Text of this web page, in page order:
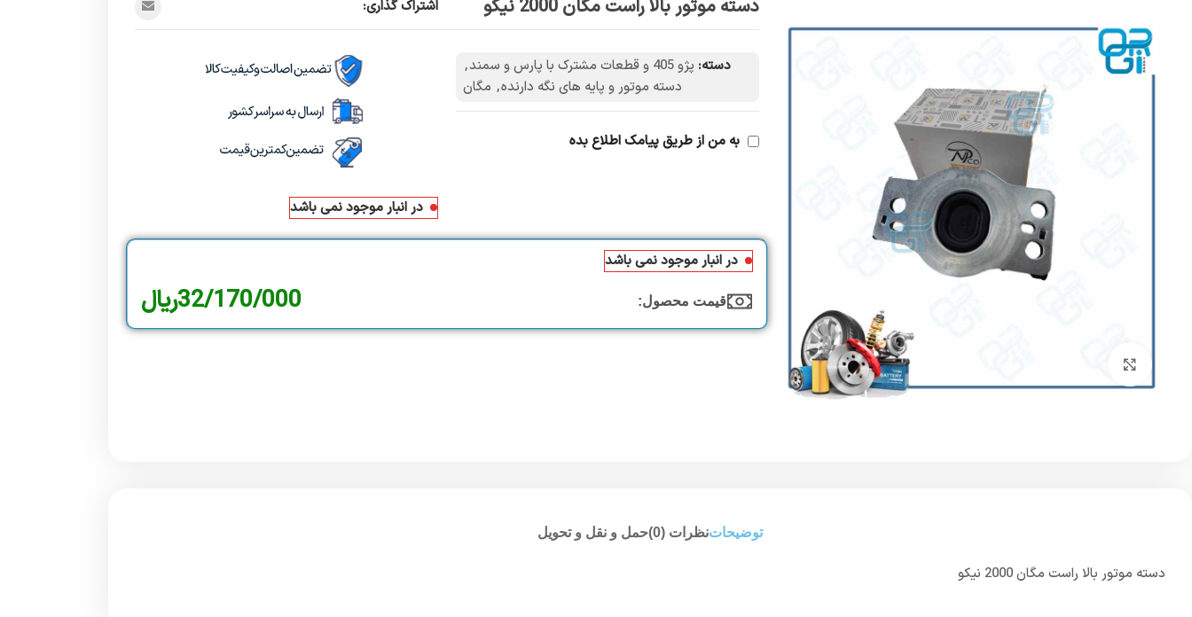
دسته موتور بالا راست مگان 2000 نیکو اشتراک گذاری:
دسته: پژو 405 و قطعات مشترک با پارس و سمند
,
دسته موتور و پایه های نگه دارنده, مگان
به من از طریق پیامک اطلاع بده
در انبار موجود نمی باشد
در انبار موجود نمی باشد
قیمت محصول:​ 32/170/000ریال
توضیحاتنظرات (0) حمل و نقل و تحویل
دسته موتور بالا راست مگان 2000 نیکو